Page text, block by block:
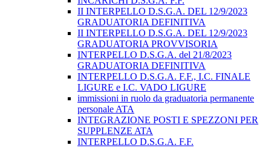
II INTERPELLO D.S.G.A. DEL 12/9/2023
GRADUATORIA DEFINITIVA
II INTERPELLO D.S.G.A. DEL 12/9/2023
GRADUATORIA PROVVISORIA
INTERPELLO D.S.G.A. del 21/8/2023
GRADUATORIA DEFINITIVA
INTERPELLO D.S.G.A. F.F., I.C. FINALE
LIGURE e I.C. VADO LIGURE
immissioni in ruolo da graduatoria permanente
personale ATA
INTEGRAZIONE POSTI E SPEZZONI PER
SUPPLENZE ATA
INTERPELLO D.S.G.A. F.F.